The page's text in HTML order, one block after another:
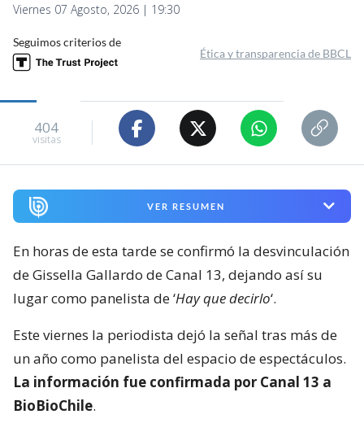
Viernes 07 Agosto, 2026 | 19:30
Seguimos criterios de
Ética y transparencia de BBCL
404
visitas
VER RESUMEN
En horas de esta tarde se confirmó la desvinculación
de Gissella Gallardo de Canal 13, dejando así su
lugar como panelista de ‘Hay que decirlo‘.
Este viernes la periodista dejó la señal tras más de
un año como panelista del espacio de espectáculos.
La información fue confirmada por Canal 13 a
BioBioChile.